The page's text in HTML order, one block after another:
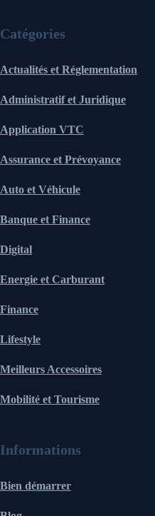
Catégories
Actualités et Réglementation
Administratif et Juridique
Application VTC
Assurance et Prévoyance
Auto et Véhicule
Banque et Finance
Digital
Energie et Carburant
Finance
Lifestyle
Meilleurs Accessoires
Mobilité et Tourisme
Informations
Bien démarrer